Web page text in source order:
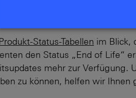
nach offizieller Abkündigung
und kritische Security-
Produkt-Status-Tabellen im Blick,
den Status „End of Life“
mehr zur Verfügung.
zu können, helfen wir Ihnen